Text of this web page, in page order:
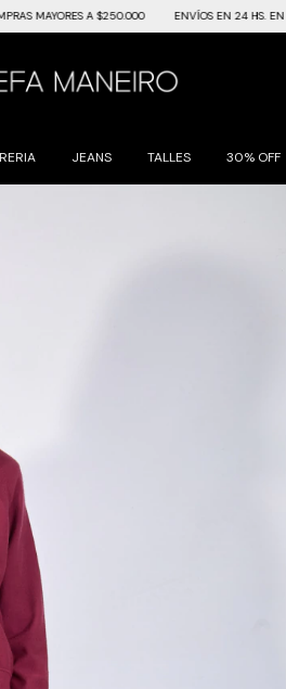
$250.000 ENVÍOS EN 24 HS. EN CABA Y GBA
JEANS TALLES 30% OFF